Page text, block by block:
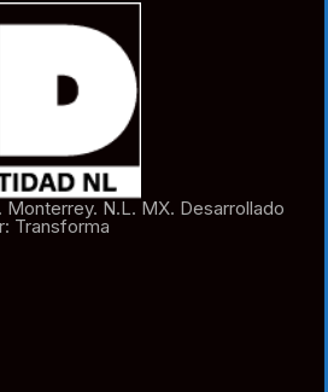
N.L. MX. Desarrollado
Transforma